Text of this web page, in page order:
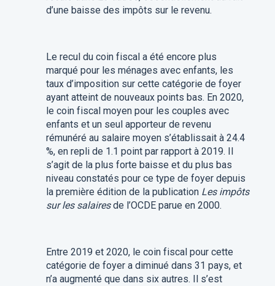
d’une baisse des impôts sur le revenu.
Le recul du coin fiscal a été encore plus
marqué pour les ménages avec enfants, les
taux d’imposition sur cette catégorie de foyer
ayant atteint de nouveaux points bas. En 2020,
le coin fiscal moyen pour les couples avec
enfants et un seul apporteur de revenu
rémunéré au salaire moyen s’établissait à 24.4
%, en repli de 1.1 point par rapport à 2019. Il
s’agit de la plus forte baisse et du plus bas
niveau constatés pour ce type de foyer depuis
la première édition de la publication Les impôts
sur les salairesde l’OCDE parue en 2000.
Entre 2019 et 2020, le coin fiscal pour cette
catégorie de foyer a diminué dans 31 pays, et
n’a augmenté que dans six autres. Il s’est